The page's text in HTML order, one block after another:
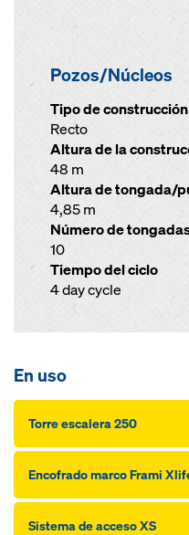
Pozos/Núcleos
Tipo de construcción
Recto
Altura de la
48 m
Altura de tongada/
4,85 m
Número de
10
Tiempo del ciclo
4 day cycle
En uso
Torre escalera 250
Encofrado marco Frami
Sistema de acceso XS